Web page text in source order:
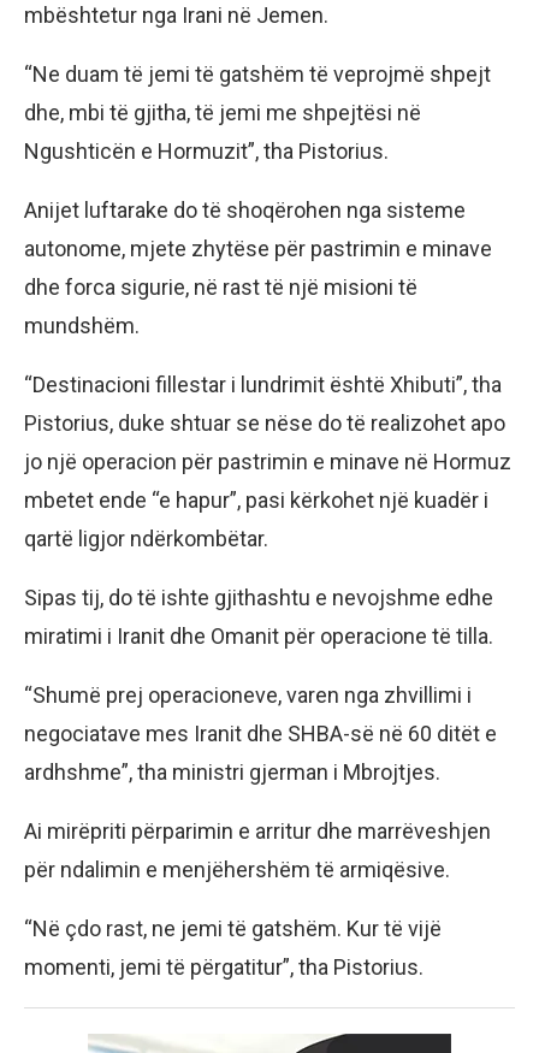
mbështetur nga Irani në Jemen.
“Ne duam të jemi të gatshëm të veprojmë shpejt
dhe, mbi të gjitha, të jemi me shpejtësi në
Ngushticën e Hormuzit”, tha Pistorius.
Anijet luftarake do të shoqërohen nga sisteme
autonome, mjete zhytëse për pastrimin e minave
dhe forca sigurie, në rast të një misioni të
mundshëm.
“Destinacioni fillestar i lundrimit është Xhibuti”, tha
Pistorius, duke shtuar se nëse do të realizohet apo
jo një operacion për pastrimin e minave në Hormuz
mbetet ende “e hapur”, pasi kërkohet një kuadër i
qartë ligjor ndërkombëtar.
Sipas tij, do të ishte gjithashtu e nevojshme edhe
miratimi i Iranit dhe Omanit për operacione të tilla.
“Shumë prej operacioneve, varen nga zhvillimi i
negociatave mes Iranit dhe SHBA-së në 60 ditët e
ardhshme”, tha ministri gjerman i Mbrojtjes.
Ai mirëpriti përparimin e arritur dhe marrëveshjen
për ndalimin e menjëhershëm të armiqësive.
“Në çdo rast, ne jemi të gatshëm. Kur të vijë
momenti, jemi të përgatitur”, tha Pistorius.